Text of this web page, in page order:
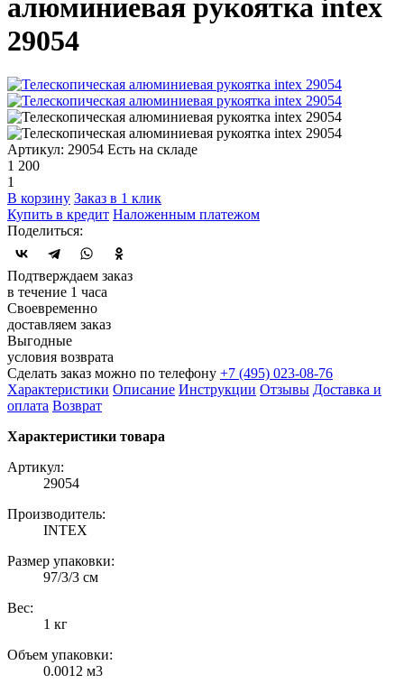
алюминиевая рукоятка intex
29054
Артикул: 29054 Есть на складе
1 200
1
В корзину Заказ в 1 клик
Купить в кредит Наложенным платежом
Поделиться:
Подтверждаем заказ
в течение 1 часа
Своевременно
доставляем заказ
Выгодные
условия возврата
Сделать заказ можно по телефону +7 (495) 023-08-76
Характеристики Описание Инструкции Отзывы Доставка и
оплата Возврат
Характеристики товара
Артикул:
29054
Производитель:
INTEX
Размер упаковки:
97/3/3 см
Вес:
1 кг
Объем упаковки:
0.0012 м3